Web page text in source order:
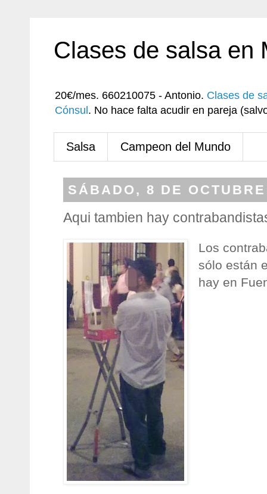
Clases de salsa en
20€/mes. 660210075 - Antonio. Clases de
Cónsul . No hace falta acudir en pareja
Salsa Campeon del Mundo
SÁBADO, 8 DE
Aqui tambien hay
Los
sólo están
hay en